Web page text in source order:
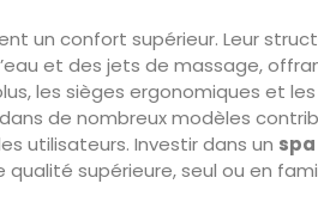
un confort supérieur. Leur
et des jets de massage,
les sièges ergonomiques et les
de nombreux modèles
utilisateurs. Investir dans un
supérieure, seul ou en